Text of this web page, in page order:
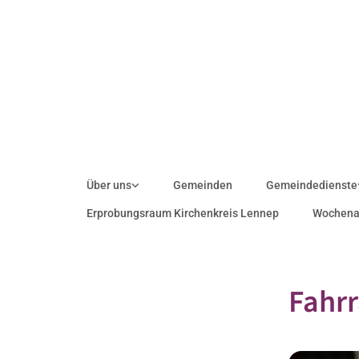
Über uns Gemeinden Gemeindedienste
Erprobungsraum Kirchenkreis Lennep